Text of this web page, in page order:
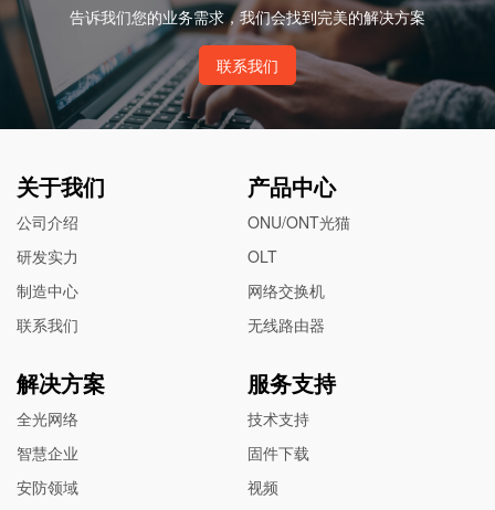
告诉我们您的业务需求，我们会找到完美的解决方案
联系我们
关于我们
公司介绍
研发实力
制造中心
联系我们
产品中心
ONU/ONT光猫
OLT
网络交换机
无线路由器
解决方案
全光网络
智慧企业
安防领域
服务支持
技术支持
固件下载
视频